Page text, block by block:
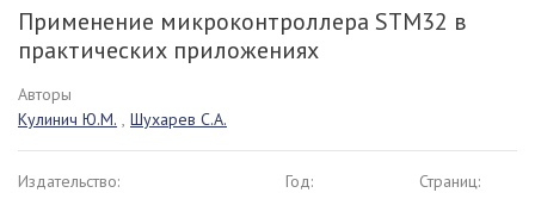
Применение микроконтроллера STM32 в
практических приложениях
Авторы
Кулинич Ю.М.
Шухарев С.А.
Издательство:
Год:
Страниц: